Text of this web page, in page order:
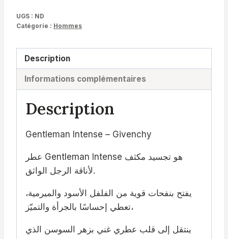
Givenchy
UGS : ND
Catégorie : Hommes
Description
Informations complémentaires
Description
Gentleman Intense – Givenchy
عطر Gentleman Intense هو تجسيد مكثف
لأناقة الرجل الواثق.
يفتح بنفحات قوية من الفلفل الأسود والميرمية،
تعطي إحساسًا بالجرأة والتميّز،
ينتقل إلى قلب عطري غني بزهر السوسن الذي